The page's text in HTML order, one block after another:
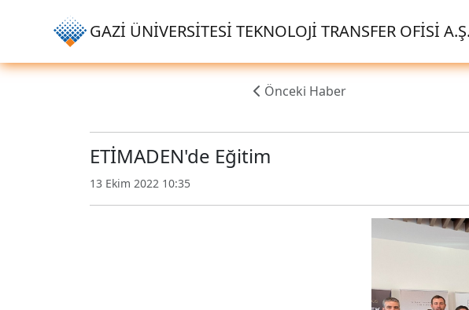
GAZİ ÜNİVERSİTESİ TEKNOLOJİ TRANSFER OFİSİ A.Ş.
Önceki Haber
ETİMADEN'de Eğitim
13 Ekim 2022 10:35